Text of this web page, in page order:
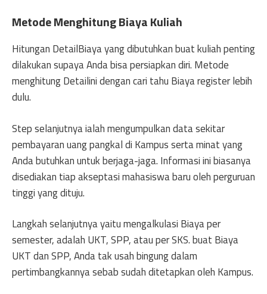
Metode Menghitung Biaya Kuliah
Hitungan DetailBiaya yang dibutuhkan buat kuliah penting
dilakukan supaya Anda bisa persiapkan diri. Metode
menghitung Detailini dengan cari tahu Biaya register lebih
dulu.
Step selanjutnya ialah mengumpulkan data sekitar
pembayaran uang pangkal di Kampus serta minat yang
Anda butuhkan untuk berjaga-jaga. Informasi ini biasanya
disediakan tiap akseptasi mahasiswa baru oleh perguruan
tinggi yang dituju.
Langkah selanjutnya yaitu mengalkulasi Biaya per
semester, adalah UKT, SPP, atau per SKS. buat Biaya
UKT dan SPP, Anda tak usah bingung dalam
pertimbangkannya sebab sudah ditetapkan oleh Kampus.